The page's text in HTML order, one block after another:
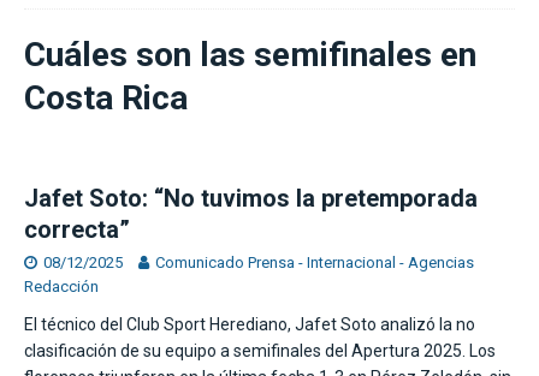
Cuáles son las semifinales en
Costa Rica
Jafet Soto: “No tuvimos la pretemporada
correcta”
08/12/2025
Comunicado Prensa - Internacional - Agencias
Redacción
El técnico del Club Sport Herediano, Jafet Soto analizó la no
clasificación de su equipo a semifinales del Apertura 2025. Los